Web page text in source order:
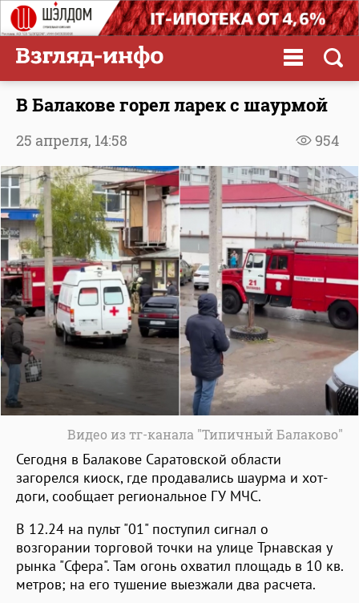
В Балакове горел ларек с шаурмой
954
25 апреля, 14:58
Видео из тг-канала "Типичный Балаково"
Сегодня в Балакове Саратовской области
загорелся киоск, где продавались шаурма и хот-
доги, сообщает региональное ГУ МЧС.
В 12.24 на пульт "01" поступил сигнал о
возгорании торговой точки на улице Трнавская у
рынка "Сфера". Там огонь охватил площадь в 10 кв.
метров; на его тушение выезжали два расчета.